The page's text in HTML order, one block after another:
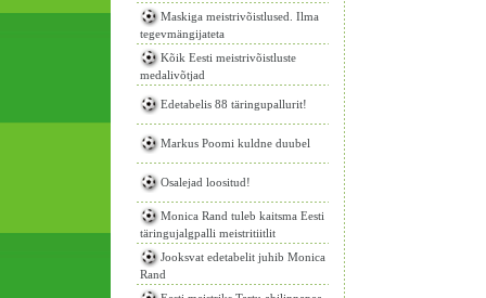
Maskiga meistrivõistlused. Ilma
tegevmängijateta
Kõik Eesti meistrivõistluste
medalivõtjad
Edetabelis 88 täringupallurit!
Markus Poomi kuldne duubel
Osalejad loositud!
Monica Rand tuleb kaitsma Eesti
täringujalgpalli meistritiitlit
Jooksvat edetabelit juhib Monica
Rand